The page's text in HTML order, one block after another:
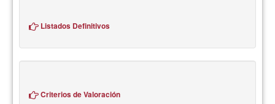
Listados Definitivos
Criterios de Valoración